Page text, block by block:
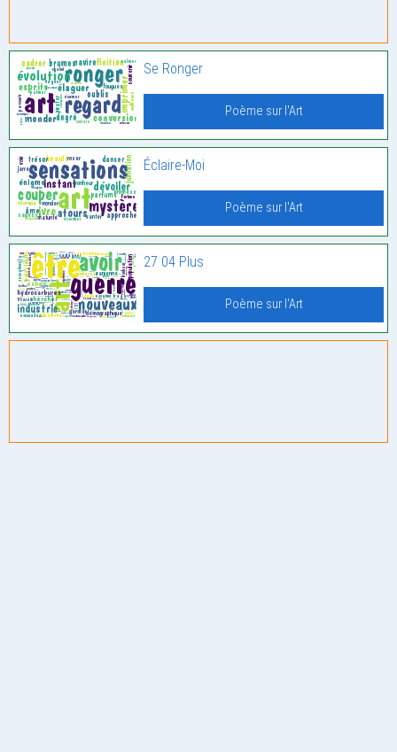
Se Ronger
Poème sur l'Art
Éclaire-Moi
Poème sur l'Art
27 04 Plus
Poème sur l'Art